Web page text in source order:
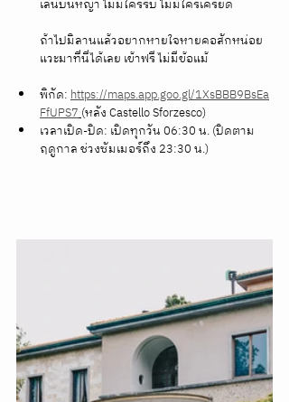
เล่นบนหญ้า ไม่มีใครรีบ ไม่มีใครเครียด
ถ้าไปมิลานแล้วอยากหายใจหายคอสักหน่อย
แวะมาที่นี่ได้เลย เข้าฟรี ไม่มีข้อแม้
พิกัด: https://maps.app.goo.gl/1XsBBB9BsEa
FfUPS7(หลัง Castello Sforzesco)
เวลาเปิด-ปิด: เปิดทุกวัน 06:30 น. (ปิดตาม
ฤดูกาล ช่วงซัมเมอร์ถึง 23:30 น.)